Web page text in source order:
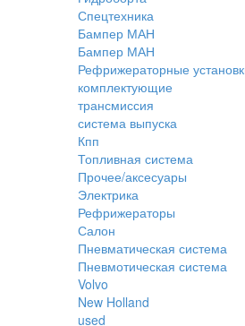
Спецтехника
Бампер МАН
Бампер МАН
Рефрижераторные
комплектующие
трансмиссия
система выпуска
Кпп
Топливная система
Прочее/аксесуары
Электрика
Рефрижераторы
Салон
Пневматическая система
Пневмотическая система
Volvo
New Holland
used